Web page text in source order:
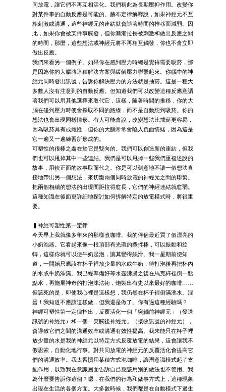
同放電，讓它們不再互相活化。我們稱此為長期壓抑作用。改變你
對某件事的自動反應是可能的。赫布定律解釋說，如果神經元不互
相刺激或溝通，這些神經元的連結就會隨著時間的推移而減弱。因
此，如果你會被某件事觸發，但你漸漸拉長被刺激和做出反應之間
的時間，那麼，這些想法或神經元將不再相互觸發，你也不會立即
做出反應。
我們來看另一個例子。如果你在感到壓力時總是覺得需要吸菸，那
是因為你的大腦將這種解決方案與緩解壓力聯繫起來。你腦中的神
經元同時發出訊號，告訴你解決壓力的方法就是抽菸。這是一種大
多數人沒有注意到的自動反應。但知道我們可以改變這種反應意謂
著我們可以用其他選擇來取代它，這樣，隨著時間的推移，你的大
腦在碰到壓力時便會採取不同的路線，而不是自動想到吸菸。你的
想法也會出現同樣情形。有人可能會說，改變想法比戒菸更容易，
因為吸菸具有成癮性，但你的大腦常常會陷入負面情緒，因為這是
它一遍又一遍練習所形成的。
可塑性的很棒之處在於它是雙向的。我們可以創造新的連結，但我
們也可以甩掉其中一些連結。我們是可以甩掉一些我們重複述說的
故事，用較正面的故事取而代之。你是可以刻意地不讓一個想法直
接地帶出另一個想法，來切斷兩個同時放電的神經元之間的聯繫。
把兩個相續的想法的出現間距拉得愈長，它們的神經連結就愈弱。
這種知識在後面更詳細地探討如何拆解特定的放電模式時，將很重
要。
▍神經可塑性第一定律
今天早上我就像多年來的那樣煮咖啡。我的伴侶最近買了個漂亮的
小奶泡器。它看起來像一根頂部有光環的攪拌棒，可以振動和旋
轉，這樣你就可以使牛奶起泡，讓其變得絲滑。我一星期前便知
道，一開始只應該在杯子裡放少量的水或牛奶，待打泡後再把杯內
的水或牛奶添滿。我已經準備好等水壺沸騰之後在馬克杯裡倒一點
點水，再施展神奇的打泡沫法術，炮製出有史以來最好的咖啡……
但該死的是，即使我心裡是這樣想，我仍然在杯子裡倒滿沸水。混
蛋！我知道不應該這樣做，但我還是做了。你有過這種經驗嗎？
神經可塑性第一定律指出，反覆活化一個「突觸前神經元」（發送
訊號的神經元）和一個「突觸後神經元」（接收訊號的神經元），
會導致它們之間的溝通效率或溝通有效性提高。我未能只在杯子裡
放少量的水是我的神經元以特定方式反覆放電的結果，這會讓我不
假思索，自動化地行事。對共同放電的神經元的反覆活化會提高它
們的溝通效率。我太習慣用某種方式泡咖啡，讓潛意識模式起了支
配作用，以致我在意識層面告訴自己應該用別的做法也不管用。我
為什麼要告訴你這個？嗯，在我們的行為和做事方式上，這種現象
出現在生活的各個方面。大多數時候，我們都是在自動模式下過生